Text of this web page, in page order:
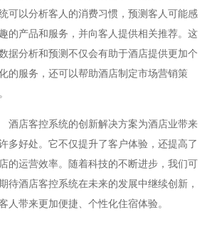
可以分析客人的消费习惯，预测客人可能感
的产品和服务，并向客人提供相关推荐。这
据分析和预测不仅会有助于酒店提供更加个
的服务，还可以帮助酒店制定市场营销策
店客控系统的创新解决方案为酒店业带来
多好处。它不仅提升了客户体验，还提高了
的运营效率。随着科技的不断进步，我们可
待酒店客控系统在未来的发展中继续创新，
人带来更加便捷、个性化住宿体验。